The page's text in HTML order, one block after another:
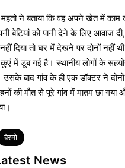
महतो ने बताया कि वह अपने खेत में
बेटियां को पानी देने के लिए आवाज
दिया तो घर में देखने पर दोनों नहीं
कुएं में डूब गई है। स्थानीय लोगों के
उसके बाद गांव के ही एक डॉक्टर ने
की मौत से पूरे गांव में मातम छा
बेरमो
News